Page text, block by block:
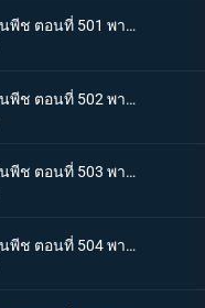
One piece วันพีช ตอนที่ 501 พากย์ไทย ไฟที่ถูกจุดขึ้น! เกรย์!เทอมินอล ตกอยู่ในอันตราย
One piece วันพีช ตอนที่ 502 พากย์ไทย อิสระอยู่แห่งหนใด!? การออกเรือที่แสนเศร้าของเด็กชาย
One piece วันพีช ตอนที่ 503 พากย์ไทย ฝากดูแลด้วย! จดหมายที่พี่น้องทิ้งไว้!
One piece วันพีช ตอนที่ 504 พากย์ไทย เพื่อบรรลุคำสัญญา ! การออกเดินทางของแต่ละคน!